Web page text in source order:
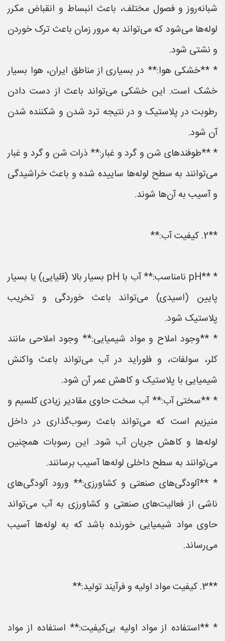
شبانه‌روز و فصول مختلف، باعث انبساط و انقباض مکرر
لوله‌ها می‌شود که می‌تواند به مرور زمان باعث ترک خوردن
و نشتی شود.
* **خشکی هوا:** در بسیاری از مناطق ایران، هوا بسیار
خشک است. این خشکی می‌تواند باعث از دست دادن
رطوبت در پلاستیک و در نتیجه ترد شدن و شکننده شدن
آن شود.
* **طوفندهای شن و گرد و غبار:** ذرات شن و گرد و غبار
می‌توانند به سطح لوله‌ها ساییده شده و باعث خراشیدگی
و آسیب به آن‌ها شوند.
**2. کیفیت آب:**
* **pH نامناسب:** آب با pH بسیار بالا (قلیایی) یا بسیار
پایین (اسیدی) می‌تواند باعث خوردگی و تخریب
پلاستیک شود.
* **وجود املاح و مواد شیمیایی:** وجود املاحی مانند
کلر، سولفات، و فلوراید در آب می‌تواند باعث واکنش
شیمیایی با پلاستیک و کاهش عمر آن شود.
* **سختی آب:** آب سخت حاوی مقادیر زیادی کلسیم و
منیزیم است که می‌تواند باعث رسوب‌گذاری در داخل
لوله‌ها و کاهش جریان آب شود. این رسوبات همچنین
می‌توانند به سطح داخلی لوله‌ها آسیب برسانند.
* **آلودگی‌های صنعتی و کشاورزی:** ورود آلودگی‌های
ناشی از فعالیت‌های صنعتی و کشاورزی به آب می‌تواند
حاوی مواد شیمیایی خورنده باشد که به لوله‌ها آسیب
می‌رساند.
**3. کیفیت مواد اولیه و فرآیند تولید:**
* **استفاده از مواد اولیه بی‌کیفیت:** استفاده از مواد